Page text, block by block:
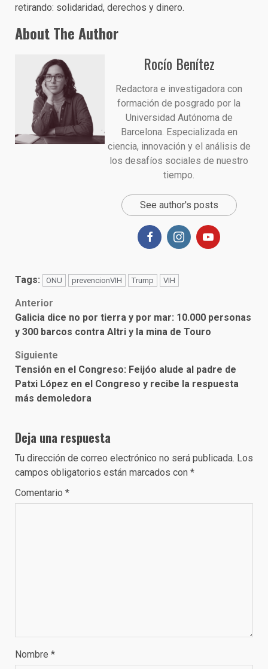
retirando: solidaridad, derechos y dinero.
About The Author
Rocío Benítez
Redactora e investigadora con
formación de posgrado por la
Universidad Autónoma de
Barcelona. Especializada en
ciencia, innovación y el análisis de
los desafíos sociales de nuestro
tiempo.
See author's posts
Tags: ONU prevencionVIH Trump VIH
Post
navigation
Anterior
Galicia dice no por tierra y por mar: 10.000 personas
y 300 barcos contra Altri y la mina de Touro
Siguiente
Tensión en el Congreso: Feijóo alude al padre de
Patxi López en el Congreso y recibe la respuesta
más demoledora
Deja una respuesta
Tu dirección de correo electrónico no será publicada. Los
campos obligatorios están marcados con *
Comentario *
Nombre *